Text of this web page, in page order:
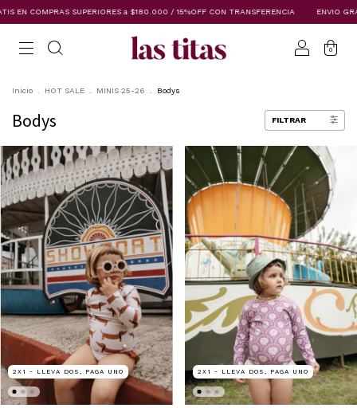
SUPERIORES a $180.000 / 15%OFF CON TRANSFERENCIA ENVIO GRATIS EN
0
Inicio HOT SALE MINIS 25-26 Bodys
Bodys FILTRAR
2X1 - LLEVA DOS, PAGA UNO 2X1 - LLEVA DOS, PAGA UNO